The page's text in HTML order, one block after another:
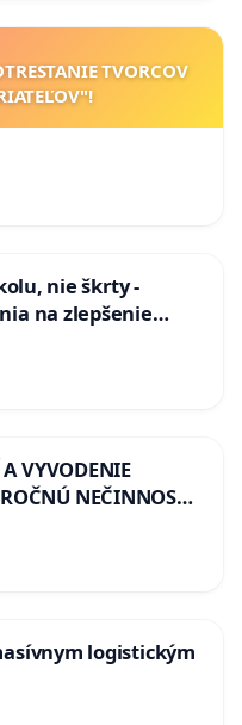
TVORCOV
nie škrty -
na zlepšenie
VYVODENIE
NEČINNOSŤ
logistickým